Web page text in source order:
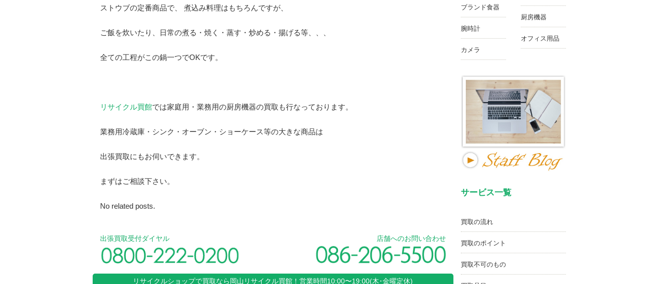
ストウブの定番商品で、 煮込み料理はもちろんですが、
ご飯を炊いたり、日常の煮る・焼く・蒸す・炒める・揚げる等、、、
全ての工程がこの鍋一つでOKです。
リサイクル買館では家庭用・業務用の厨房機器の買取も行なっております。
業務用冷蔵庫・シンク・オーブン・ショーケース等の大きな商品は
出張買取にもお伺いできます。
まずはご相談下さい。
No related posts.
出張買取受付ダイヤル 店舗へのお問い合わせ
リサイクルショップで買取なら 岡山 リサイクル買館！営業時間10:00〜19:00(木･金曜定休)
ブランド食器
腕時計
カメラ
厨房機器
オフィス用品
サービス一覧
買取の流れ
買取のポイント
買取不可のもの